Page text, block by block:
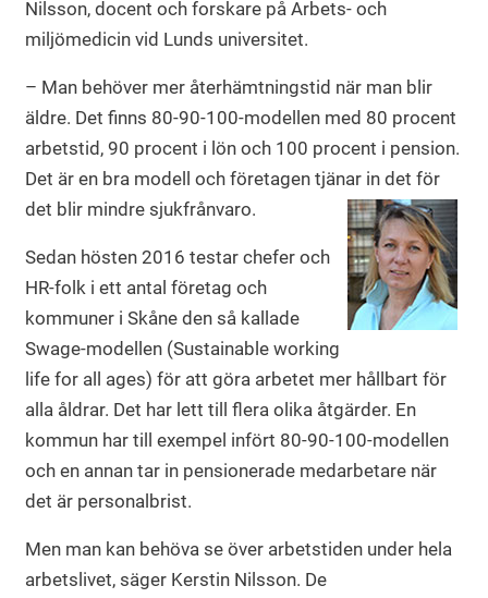
Nilsson, docent och forskare på Arbets- och
miljömedicin vid Lunds universitet.
– Man behöver mer återhämtningstid när man blir
äldre. Det finns 80-90-100-modellen med 80 procent
arbetstid, 90 procent i lön och 100 procent i pension.
Det är en bra modell och företagen tjänar in det för
det blir mindre sjukfrånvaro.
Sedan hösten 2016 testar chefer och
HR-folk i ett antal företag och
kommuner i Skåne den så kallade
Swage-modellen (Sustainable working
life for all ages) för att göra arbetet mer hållbart för
alla åldrar. Det har lett till flera olika åtgärder. En
kommun har till exempel infört 80-90-100-modellen
och en annan tar in pensionerade medarbetare när
det är personalbrist.
Men man kan behöva se över arbetstiden under hela
arbetslivet, säger Kerstin Nilsson. De